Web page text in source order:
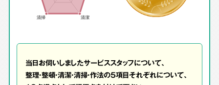
当日お伺いしましたサービススタッフについて、
整理・整頓・清潔・清掃・作法の5項目それぞれについて、